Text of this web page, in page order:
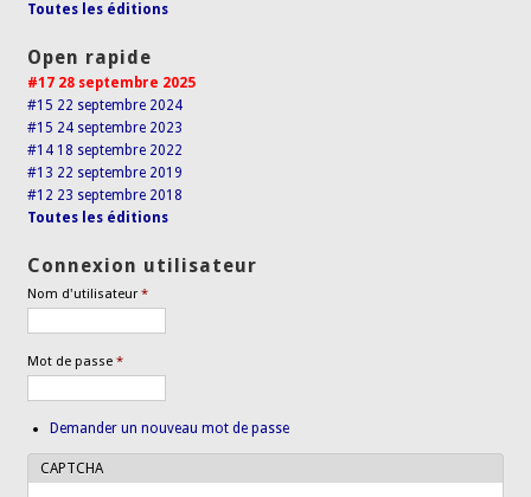
Toutes les éditions
Open rapide
#17 28 septembre 2025
#15 22 septembre 2024
#15 24 septembre 2023
#14 18 septembre 2022
#13 22 septembre 2019
#12 23 septembre 2018
Toutes les éditions
Connexion utilisateur
Nom d'utilisateur*
Mot de passe*
Demander un nouveau mot de passe
CAPTCHA